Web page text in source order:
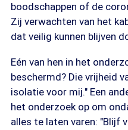
boodschappen of de
Zij verwachten van het
dat veilig kunnen blijven
Eén van hen in het
beschermd? Die vrijheid
isolatie voor mij." Een
het onderzoek op om
alles te laten varen: "Blijf